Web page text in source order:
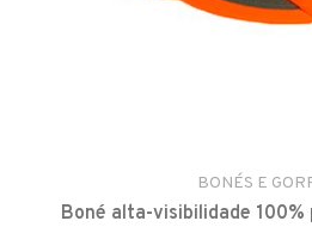
BONÉS E
Boné alta-visibilidade 100%